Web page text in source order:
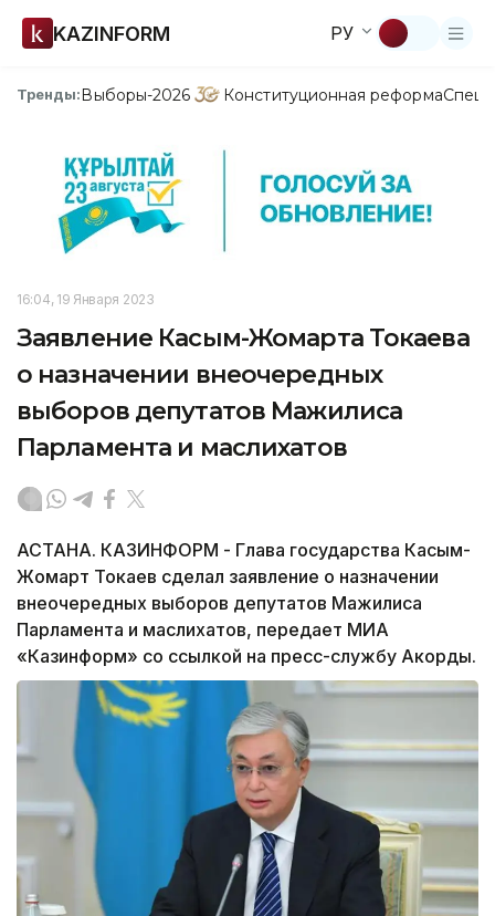
KAZINFORM РУ
Тренды:Выборы-2026 Конституционная реформа
16:04, 19 Января 2023
Заявление Касым-Жомарта Токаева
о назначении внеочередных
выборов депутатов Мажилиса
Парламента и маслихатов
АСТАНА. КАЗИНФОРМ - Глава государства Касым-
Жомарт Токаев сделал заявление о назначении
внеочередных выборов депутатов Мажилиса
Парламента и маслихатов, передает МИА
«Казинформ» со ссылкой на пресс-службу Акорды.